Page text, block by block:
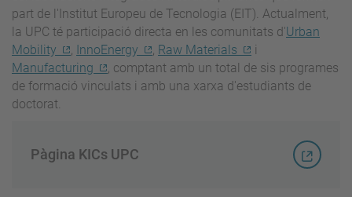
part de l'Institut Europeu de Tecnologia (EIT). Actualment,
la UPC té participació directa en les comunitats d'Urban
Mobility
, InnoEnergy , Raw Materials
i
Manufacturing
, comptant amb un total de sis programes
de formació vinculats i amb una xarxa d'estudiants de
doctorat.
Pàgina KICs UPC